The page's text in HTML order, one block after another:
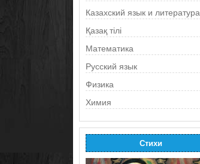
Казахский язык и литература
Қазақ тілі
Математика
Русский язык
Физика
Химия
Стихи